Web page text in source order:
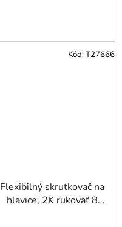
Flexibilný skrutkovač na
hlavice, 2K rukoväť 8
Kód:T27666